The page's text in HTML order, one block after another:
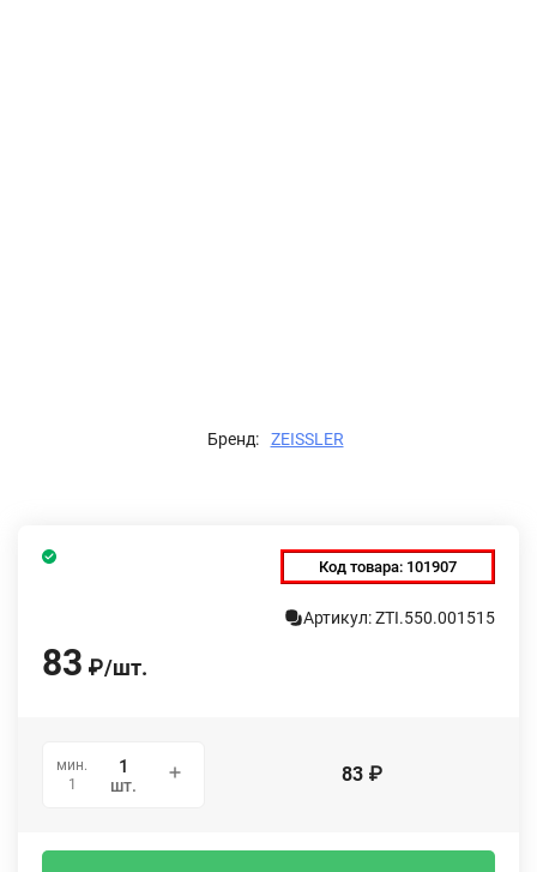
Бренд: ZEISSLER
Код товара: 101907
Артикул: ZTI.550.001515
83 ₽/шт.
мин.
1
шт. 83 ₽